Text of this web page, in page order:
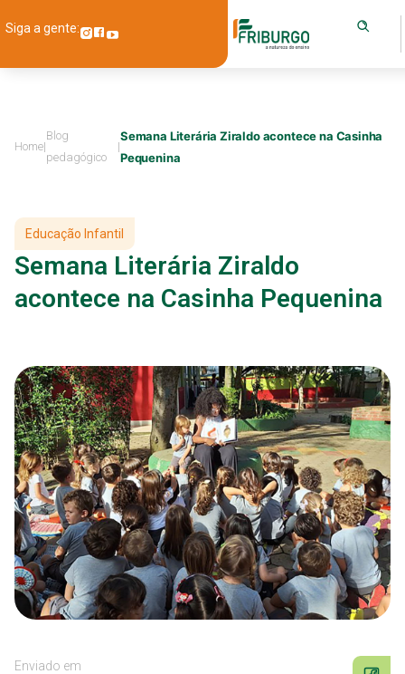
Siga a gente:
Home|
Blog
pedagógico
|
Semana Literária Ziraldo acontece na Casinha
Pequenina
Educação Infantil
Semana Literária Ziraldo
acontece na Casinha Pequenina
Enviado em